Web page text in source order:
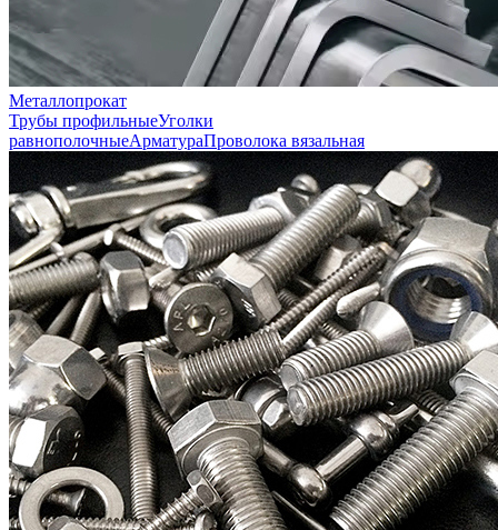
Металлопрокат
Трубы профильныеУголки
равнополочныеАрматураПроволока вязальная